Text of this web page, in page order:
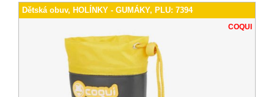
Dětská obuv, HOLÍNKY - GUMÁKY, PLU: 7394
COQUI